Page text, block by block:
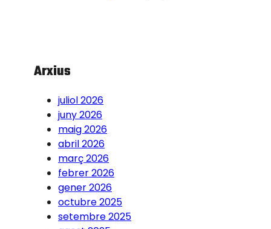
Arxius
juliol 2026
juny 2026
maig 2026
abril 2026
març 2026
febrer 2026
gener 2026
octubre 2025
setembre 2025